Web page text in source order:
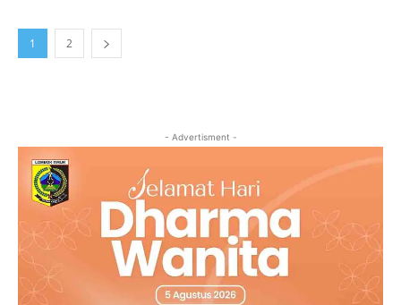
1 2
- Advertisment -